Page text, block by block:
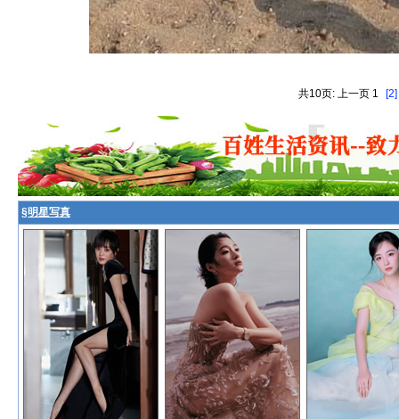
共10页: 上一页 1 [2]
§明星写真